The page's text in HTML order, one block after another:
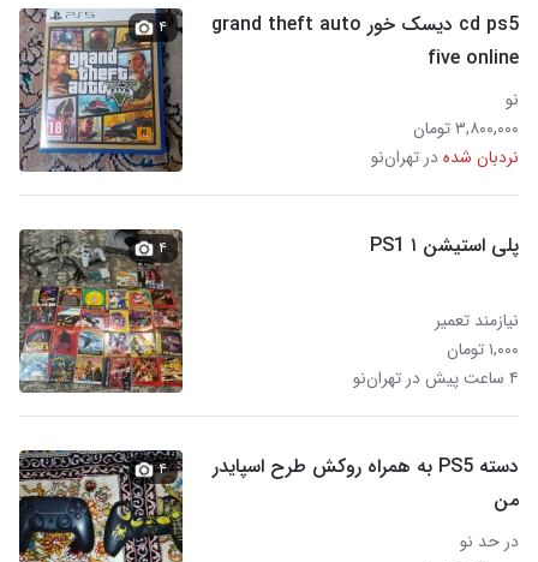
cd ps5 دیسک خور grand theft auto
five online
نو
۳,۸۰۰,۰۰۰ تومان
نردبان شدهدر تهران‌نو
۴
پلی استیشن ۱ PS1
نیازمند تعمیر
۱,۰۰۰ تومان
۴ ساعت پیش در تهران‌نو
۴
دسته PS5 به همراه روکش طرح اسپایدر
من
در حد نو
۴